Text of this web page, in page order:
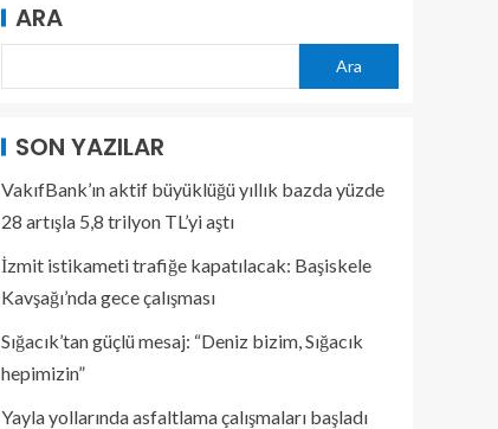
ARA
Ara
SON YAZILAR
VakıfBank’ın aktif büyüklüğü yıllık bazda yüzde
28 artışla 5,8 trilyon TL’yi aştı
İzmit istikameti trafiğe kapatılacak: Başiskele
Kavşağı’nda gece çalışması
Sığacık’tan güçlü mesaj: “Deniz bizim, Sığacık
hepimizin”
Yayla yollarında asfaltlama çalışmaları başladı